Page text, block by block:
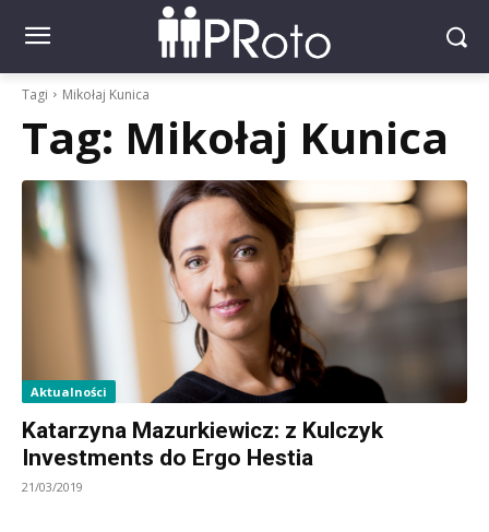
Tagi Mikołaj Kunica
Tag: Mikołaj Kunica
Aktualności
Katarzyna Mazurkiewicz: z Kulczyk
Investments do Ergo Hestia
21/03/2019